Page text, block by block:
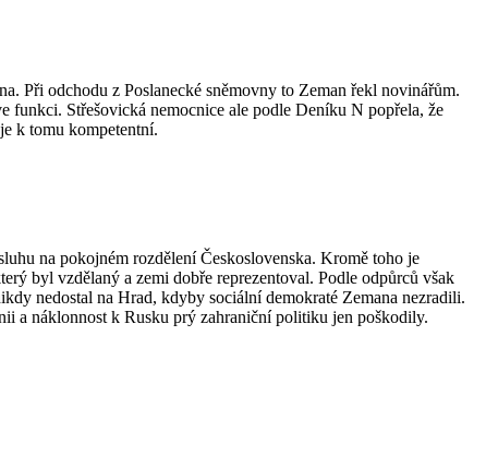
Při odchodu z Poslanecké sněmovny to Zeman řekl novinářům.
funkci. Střešovická nemocnice ale podle Deníku N popřela, že
k tomu kompetentní.
na pokojném rozdělení Československa. Kromě toho je
byl vzdělaný a zemi dobře reprezentoval. Podle odpůrců však
nedostal na Hrad, kdyby sociální demokraté Zemana nezradili.
a náklonnost k Rusku prý zahraniční politiku jen poškodily.